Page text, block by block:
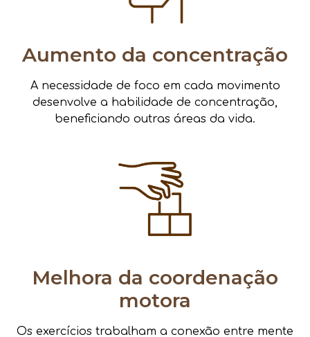
Aumento da concentração
A necessidade de foco em cada movimento
desenvolve a habilidade de concentração,
beneficiando outras áreas da vida.
Melhora da coordenação
motora
Os exercícios trabalham a conexão entre mente